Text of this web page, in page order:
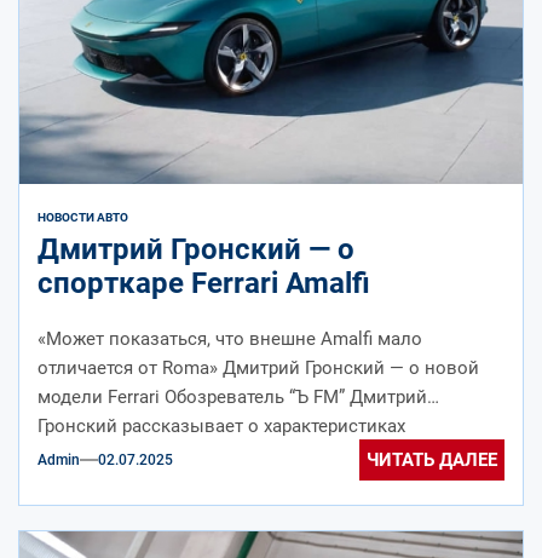
НОВОСТИ АВТО
Дмитрий Гронский — о
спорткаре Ferrari Amalfi
«Может показаться, что внешне Amalfi мало
отличается от Roma» Дмитрий Гронский — о новой
модели Ferrari Обозреватель “Ъ FM” Дмитрий
Гронский рассказывает о характеристиках
переднемоторного...
Admin 02.07.2025 ЧИТАТЬ ДАЛЕЕ